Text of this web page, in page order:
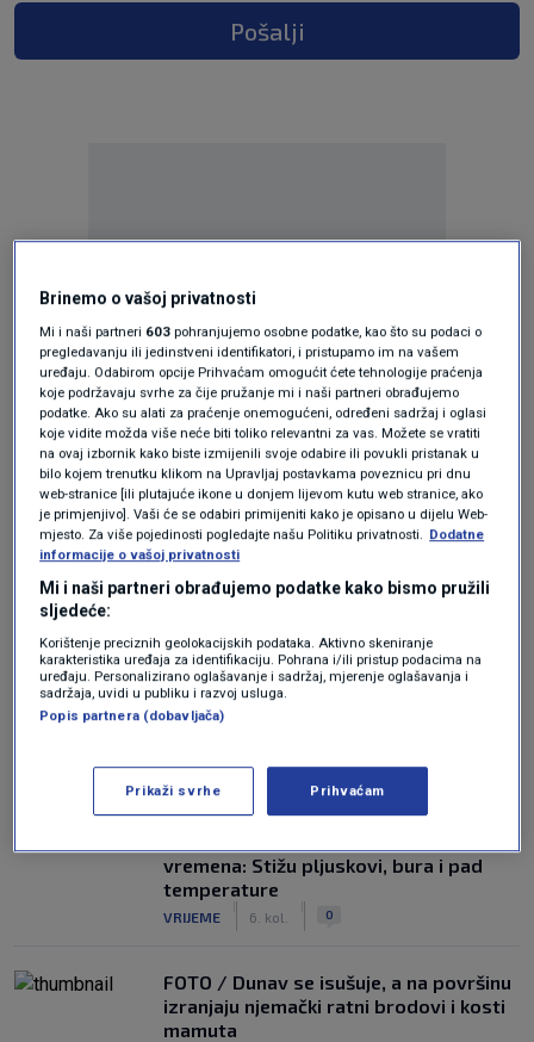
Pošalji
Oglas
Oglas
NAJČITANIJE
vremena: Stižu pljuskovi, bura i pad
temperature
VRIJEME 6. kol. 0
FOTO / Dunav se isušuje, a na površinu
izranjaju njemački ratni brodovi i kosti
mamuta
Brinemo o vašoj privatnosti
Mi i naši partneri 603 pohranjujemo osobne podatke, kao što su podaci o
pregledavanju ili jedinstveni identifikatori, i pristupamo im na vašem
uređaju. Odabirom opcije Prihvaćam omogućit ćete tehnologije praćenja
koje podržavaju svrhe za čije pružanje mi i naši partneri obrađujemo
podatke. Ako su alati za praćenje onemogućeni, određeni sadržaj i oglasi
koje vidite možda više neće biti toliko relevantni za vas. Možete se vratiti
na ovaj izbornik kako biste izmijenili svoje odabire ili povukli pristanak u
bilo kojem trenutku klikom na Upravljaj postavkama poveznicu pri dnu
web-stranice [ili plutajuće ikone u donjem lijevom kutu web stranice, ako
je primjenjivo]. Vaši će se odabiri primijeniti kako je opisano u dijelu Web-
mjesto. Za više pojedinosti pogledajte našu Politiku privatnosti. Dodatne
informacije o vašoj privatnosti
Mi i naši partneri obrađujemo podatke kako bismo pružili
sljedeće:
Korištenje preciznih geolokacijskih podataka. Aktivno skeniranje
karakteristika uređaja za identifikaciju. Pohrana i/ili pristup podacima na
uređaju. Personalizirano oglašavanje i sadržaj, mjerenje oglašavanja i
sadržaja, uvidi u publiku i razvoj usluga.
Popis partnera (dobavljača)
Prikaži svrhe Prihvaćam